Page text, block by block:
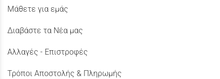
Μάθετε για εμάς
Διαβάστε τα Νέα μας
Αλλαγές - Επιστροφές
Τρόποι Αποστολής & Πληρωμής